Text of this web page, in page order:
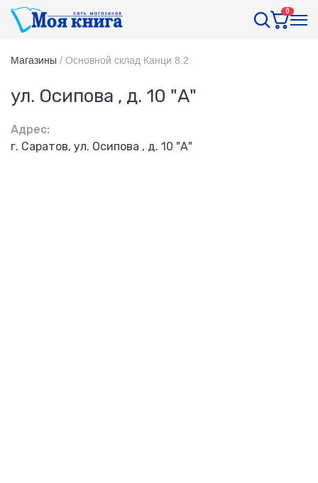
0
Магазины / Основной склад Канци 8.2
ул. Осипова , д. 10 "А"
Адрес:
г. Саратов, ул. Осипова , д. 10 "А"